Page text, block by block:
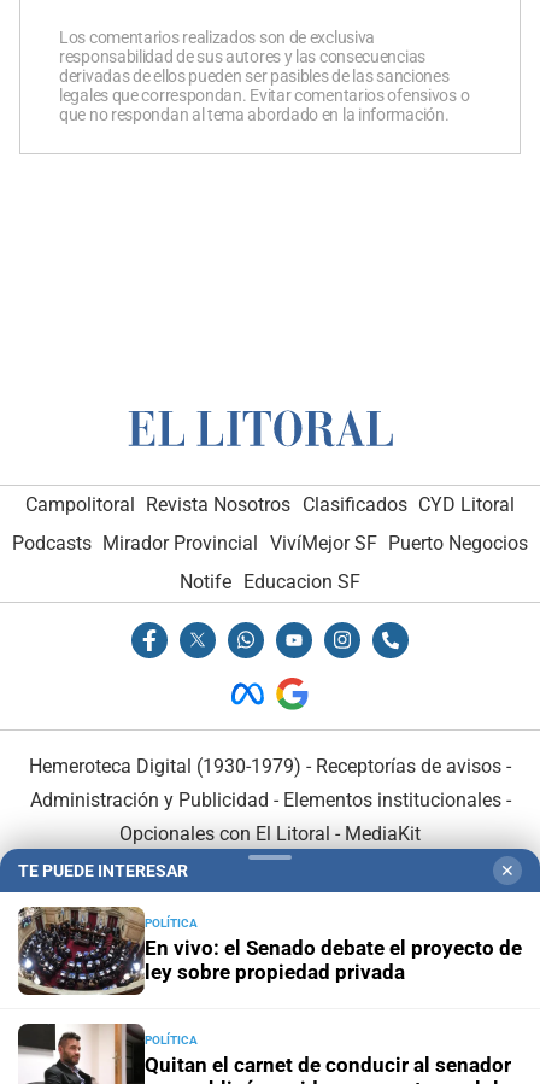
Los comentarios realizados son de exclusiva
responsabilidad de sus autores y las consecuencias
derivadas de ellos pueden ser pasibles de las sanciones
legales que correspondan. Evitar comentarios ofensivos o
que no respondan al tema abordado en la información.
Campolitoral Revista Nosotros Clasificados CYD Litoral
Podcasts Mirador Provincial VivíMejor SF Puerto Negocios
Notife Educacion SF
Hemeroteca Digital (1930-1979) - Receptorías de avisos -
Administración y Publicidad - Elementos institucionales-
Opcionales con El Litoral - MediaKit
En Asociación con:
TE PUEDE INTERESAR ✕
POLÍTICA
En vivo: el Senado debate el proyecto de
ley sobre propiedad privada
POLÍTICA
Quitan el carnet de conducir al senador